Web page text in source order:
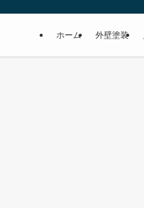
ホーム 外壁塗装